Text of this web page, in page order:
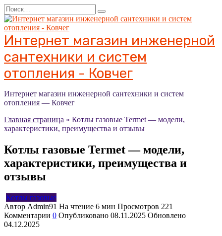
Перейти
к
содержанию
Search
for:
Интернет магазин инженерной
сантехники и систем
отопления - Ковчег
Интернет магазин инженерной сантехники и систем
отопления — Ковчег
Главная страница » Котлы газовые Termet — модели,
характеристики, преимущества и отзывы
Котлы газовые Termet — модели,
характеристики, преимущества и
отзывы
Котлы газовые
Автор Admin91 На чтение 6 мин Просмотров 221
Комментарии 0 Опубликовано 08.11.2025 Обновлено
04.12.2025